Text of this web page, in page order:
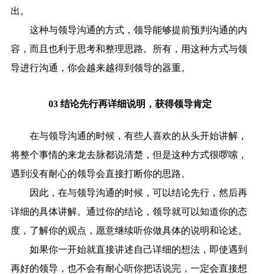
出。
这种与领导沟通的方式，领导能够提前预判沟通的内
容，而且也利于思考和整理思路。所有，用这种方式与领
导进行沟通，你会越来越得到领导的器重。
03 结论先行再详细说明，获得领导肯定
在与领导沟通的时候，有些人喜欢的从头开始讲解，
将整个事情的来龙去脉都说清楚，但是这种方式很啰嗦，
遇到没有耐心的领导会直接打断你的思路。
因此，在与领导沟通的时候，可以结论先行，然后再
详细的具体讲解。通过你的结论，领导就可以知道你的态
度，了解你的观点，愿意继续听你做具体的说明和论述。
如果你一开始就直接讲述自己详细的想法，即使遇到
再好的领导，也不会有耐心听你把话说完，一定会直接想